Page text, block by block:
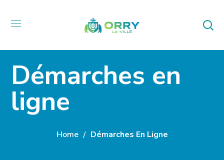
Démarches en
ligne
Home Démarches En Ligne